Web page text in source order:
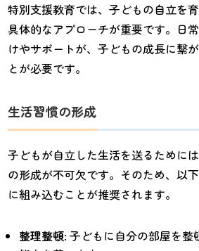
特別支援教育では、子どもの自立を
具体的なアプローチが重要です。日
けやサポートが、子どもの成長に繋
とが必要です。
生活習慣の形成
子どもが自立した生活を送るために
の形成が不可欠です。そのため、以
に組み込むことが推奨されます。
整理整頓: 子どもに自分の部屋を